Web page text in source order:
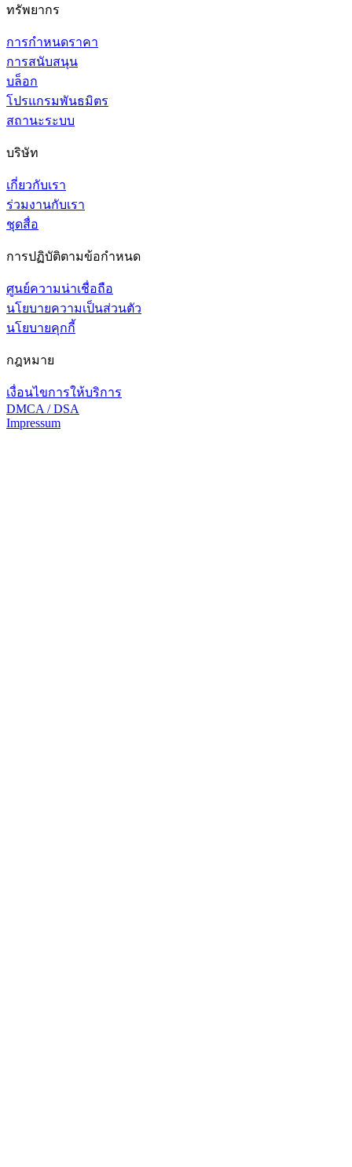
ทรัพยากร
การกำหนดราคา
การสนับสนุน
บล็อก
โปรแกรมพันธมิตร
สถานะระบบ
บริษัท
เกี่ยวกับเรา
ร่วมงานกับเรา
ชุดสื่อ
การปฏิบัติตามข้อกำหนด
ศูนย์ความน่าเชื่อถือ
นโยบายความเป็นส่วนตัว
นโยบายคุกกี้
กฎหมาย
เงื่อนไขการให้บริการ
DMCA / DSA
Impressum